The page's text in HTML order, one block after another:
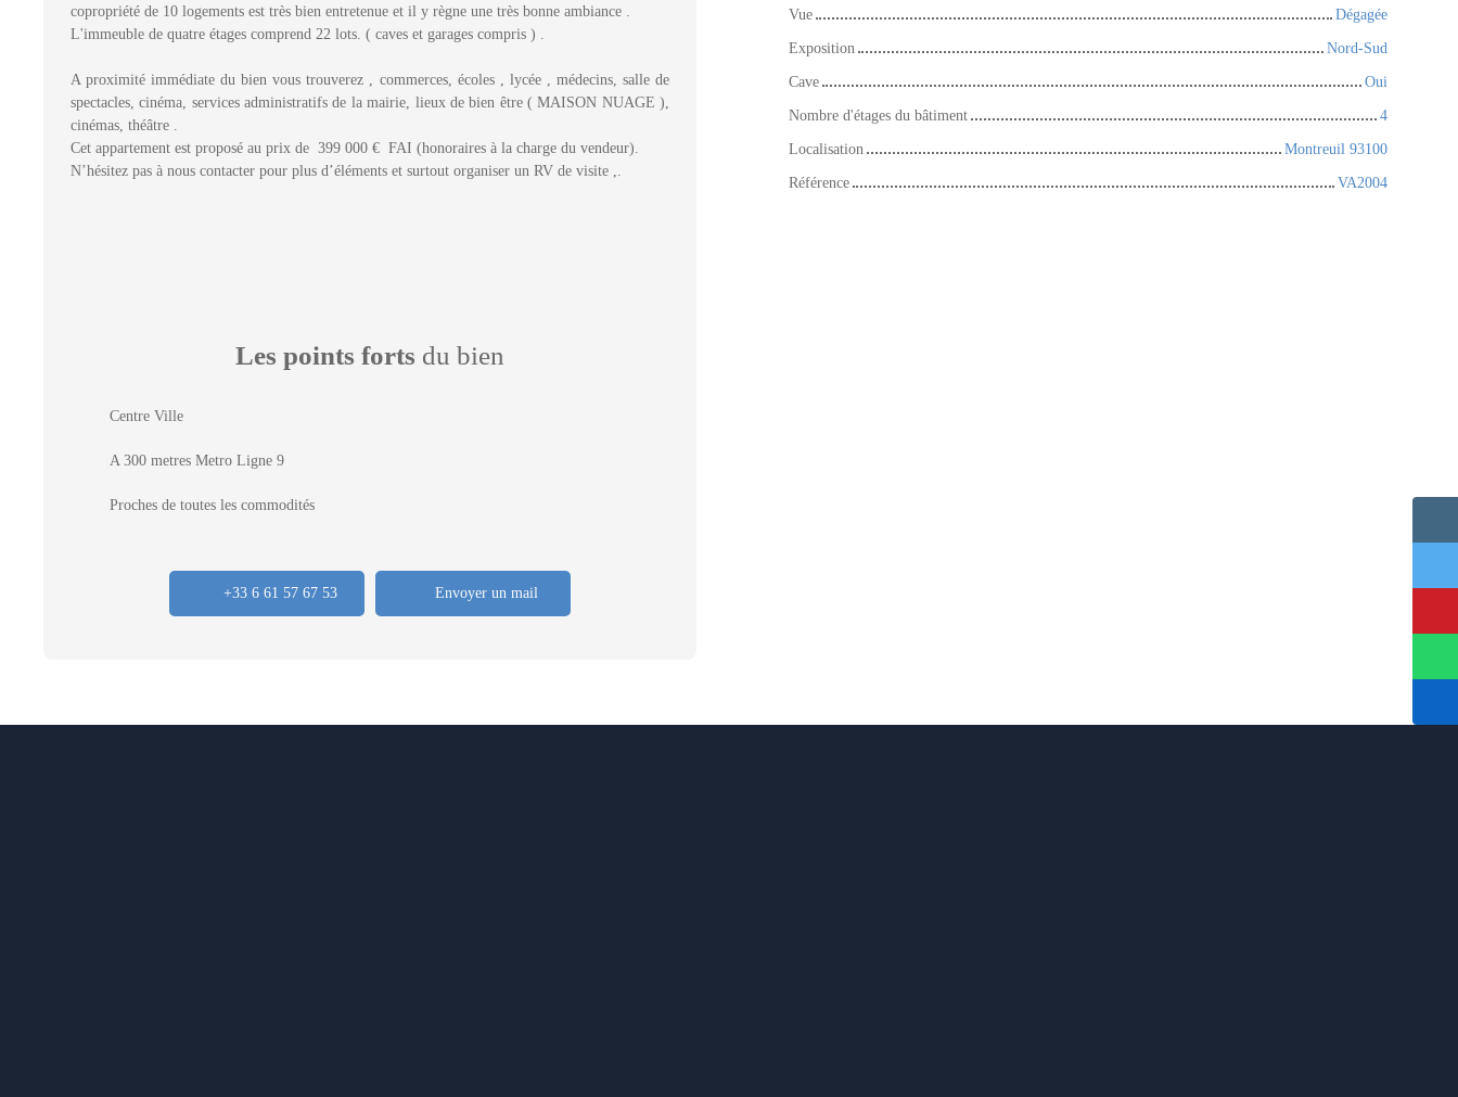
copropriété de 10 logements est très bien entretenue et il y règne une très bonne ambiance .
L'immeuble de quatre étages comprend 22 lots. ( caves et garages compris ) .
A proximité immédiate du bien vous trouverez , commerces, écoles , lycée , médecins, salle de
spectacles, cinéma, services administratifs de la mairie, lieux de bien être ( MAISON NUAGE ),
cinémas, théâtre .
Cet appartement est proposé au prix de 399 000 € FAI (honoraires à la charge du vendeur).
N’hésitez pas à nous contacter pour plus d’éléments et surtout organiser un RV de visite ,.
Les points forts du bien
Centre Ville
A 300 metres Metro Ligne 9
Proches de toutes les commodités
+33 6 61 57 67 53 Envoyer un mail
Vue
Dégagée
Exposition
Nord-Sud
Cave
Oui
Nombre d'étages du bâtiment
4
Localisation
Montreuil 93100
Référence
VA2004